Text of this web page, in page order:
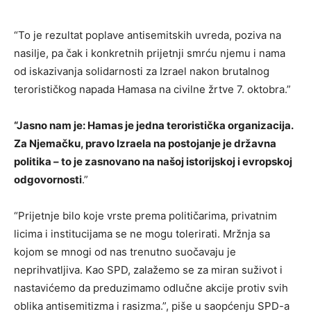
“To je rezultat poplave antisemitskih uvreda, poziva na
nasilje, pa čak i konkretnih prijetnji smrću njemu i nama
od iskazivanja solidarnosti za Izrael nakon brutalnog
terorističkog napada Hamasa na civilne žrtve 7. oktobra.”
“Jasno nam je: Hamas je jedna teroristička organizacija.
Za Njemačku, pravo Izraela na postojanje je državna
politika – to je zasnovano na našoj istorijskoj i evropskoj
odgovornosti.”
“Prijetnje bilo koje vrste prema političarima, privatnim
licima i institucijama se ne mogu tolerirati. Mržnja sa
kojom se mnogi od nas trenutno suočavaju je
neprihvatljiva. Kao SPD, zalažemo se za miran suživot i
nastavićemo da preduzimamo odlučne akcije protiv svih
oblika antisemitizma i rasizma.”, piše u saopćenju SPD-a